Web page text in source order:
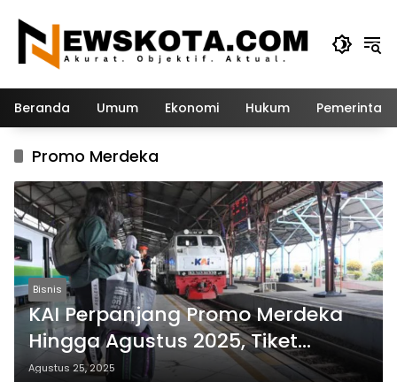
konten
Beranda Umum Ekonomi Hukum
Promo Merdeka
Bisnis
KAI Perpanjang Promo Merdeka
Hingga Agustus 2025, Tiket
Diskon 20 Persen!
Agustus 25, 2025